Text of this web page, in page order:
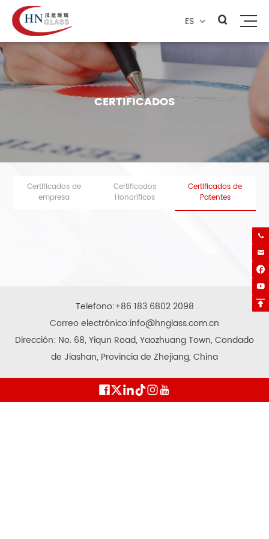
ES 





CERTIFICADOS
Certificados de
empresa
Certificados
Honoríficos
Certificados de
Patentes
Telefono:+86 183 6802 2098
Correo electrónico:info@hnglass.com.cn
Dirección: No. 68, Yiqun Road, Yaozhuang Town, Condado
de Jiashan, Provincia de Zhejiang, China